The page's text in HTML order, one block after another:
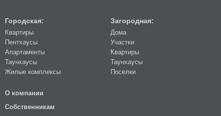
Городская:
Квартиры
Пентхаусы
Апартаменты
Таунхаусы
Жилые комплексы
Загородная:
Дома
Участки
Квартиры
Таунхаусы
Поселки
О компании
Собственникам